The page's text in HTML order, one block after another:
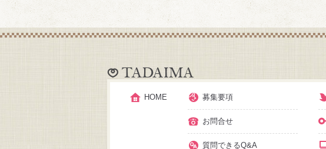
HOME 募集要項
お問合せ
質問できるQ&A